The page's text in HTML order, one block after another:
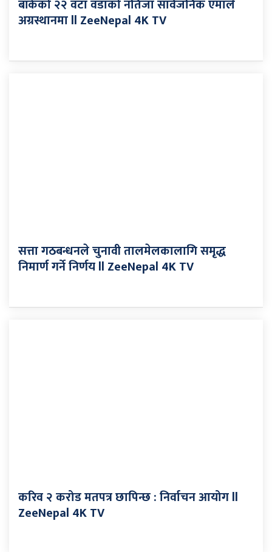
बाँकेको २२ वटा वडाको नतिजा सार्वजनिक एमाले
अग्रस्थानमा ll ZeeNepal 4K TV
सत्ता गठबन्धनले चुनावी तालमेलकालागि समृद्ध
निमार्ण गर्ने निर्णय ll ZeeNepal 4K TV
करिव २ करोड मतपत्र छापिन्छ : निर्वाचन आयोग ll
ZeeNepal 4K TV